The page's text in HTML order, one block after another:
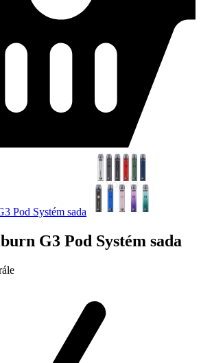
Pod Systém sada
G3 Pod Systém sada